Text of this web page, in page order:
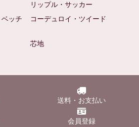
リップル・サッカー
ッチ
コーデュロイ・ツイード
芯地
送料・お支払い
会員登録